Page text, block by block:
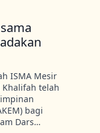
ISMA Mesir
Khalifah telah
bagi
Dars…